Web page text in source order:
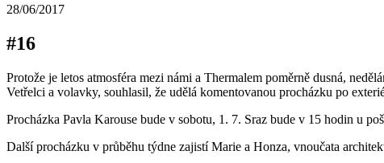
28/06/2017
#16
Protože je letos atmosféra mezi námi a Thermalem poměrně dusná,
Vetřelci a volavky, souhlasil, že udělá komentovanou procházku po
Procházka Pavla Karouse bude v sobotu, 1. 7. Sraz bude v 15 hodin u
Další procházku v průběhu týdne zajistí Marie a Honza, vnoučata